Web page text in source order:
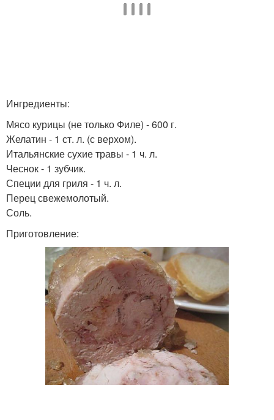
Ингредиенты:
Мясо курицы (не только Филе) - 600 г.
Желатин - 1 ст. л. (с верхом).
Итальянские сухие травы - 1 ч. л.
Чеснок - 1 зубчик.
Специи для гриля - 1 ч. л.
Перец свежемолотый.
Соль.
Приготовление: